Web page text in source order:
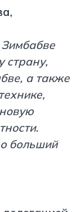
страну,
а также
больший